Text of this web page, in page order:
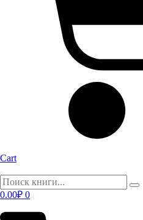
Cart
0.00₽ 0